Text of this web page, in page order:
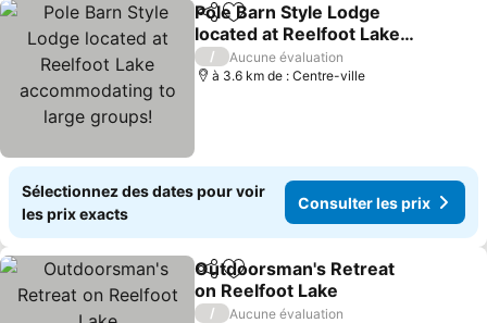
PartagerAjouter à mes favoris
Pole Barn Style Lodge
located at Reelfoot Lake
accommodating to large
groups!
/
Aucune évaluation
à 3.6 km de : Centre-ville
Sélectionnez des dates pour voir
les prix exacts
Consulter les prix
PartagerAjouter à mes favoris
Outdoorsman's Retreat
on Reelfoot Lake
/
Aucune évaluation